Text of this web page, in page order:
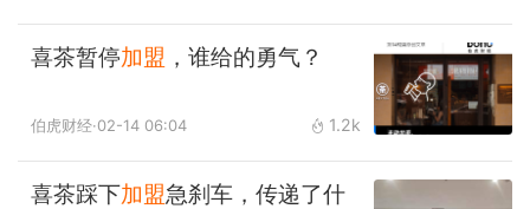
喜茶暂停加盟 ，谁给的勇气？
伯虎财经·02-14 06:04 1.2k
喜茶踩下加盟急刹车，传递了什